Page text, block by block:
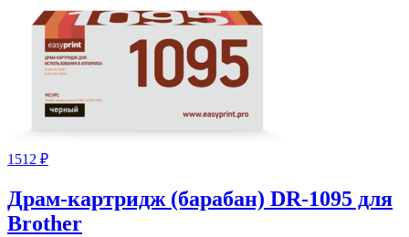
1512 ₽
Драм-картридж (барабан) DR-1095 для
Brother